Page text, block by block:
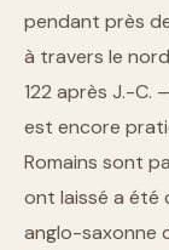
pendant près
à travers le
122 après J.-C.
est encore
Romains sont
ont laissé a été
anglo-saxonne